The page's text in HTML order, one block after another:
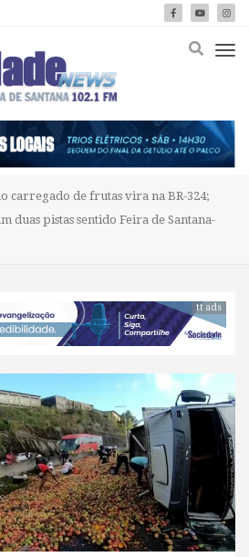
carregado de frutas vira na BR-324;
duas pistas sentido Feira de Santana-
tt ads